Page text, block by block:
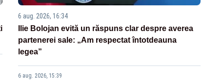
6 aug. 2026, 16:34
Ilie Bolojan evită un răspuns clar despre averea
partenerei sale: „Am respectat întotdeauna
legea”
6 aug. 2026, 15:39